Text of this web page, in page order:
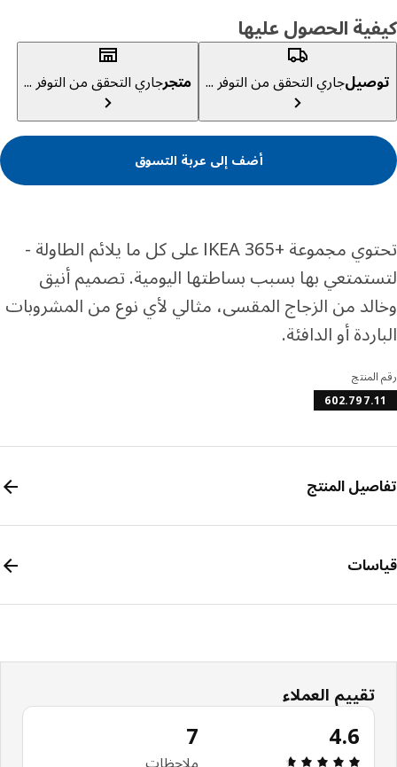
الحصول عليها
جاري التحقق من التوفر ... متجرجاري التحقق من التوفر ...
أضف إلى عربة التسوق
تحتوي مجموعة +IKEA 365 على كل ما يلائم الطاولة -
بها بسبب بساطتها اليومية. تصميم أنيق
من الزجاج المقسى، مثالي لأي نوع من المشروبات
أو الدافئة.
المنتج
تقييم العملاء
4.6
مراجعة التقييم: 4.6 من أصل 5 النجوم. إجمالي المراجعات: 7 ملاحظات